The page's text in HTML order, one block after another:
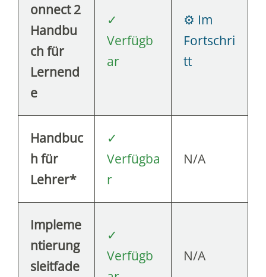
onnect 2
Handbu
ch für
Lernend
e
✓
Verfügb
ar
⚙ Im
Fortschri
tt
Handbuc
h für
Lehrer*
✓
Verfügba
r
N/A
Impleme
ntierung
sleitfade
✓
Verfügb
N/A